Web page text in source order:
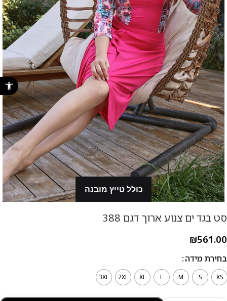
פתח סרגל
סט בגד ים צנוע ארוך דגם 388
₪561.00
בחירת מידה
XS
S
M
L
XL
2XL
3XL
כולל טייץ מובנה